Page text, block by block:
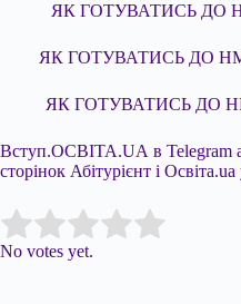
ЯК ГОТУВАТИСЬ ДО
ЯК ГОТУВАТИСЬ ДО
ЯК ГОТУВАТИСЬ ДО
Вступ.ОСВІТА.UA в Telegram
сторінок Абітурієнт і
Rate this item:
No votes yet.